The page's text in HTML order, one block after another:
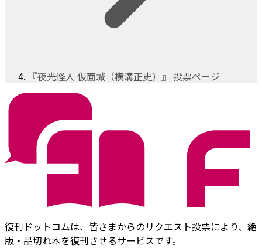
『夜光怪人 仮面城（横溝正史）』 投票ページ
復刊ドットコムは、皆さまからのリクエスト投票により、絶
版・品切れ本を復刊させるサービスです。